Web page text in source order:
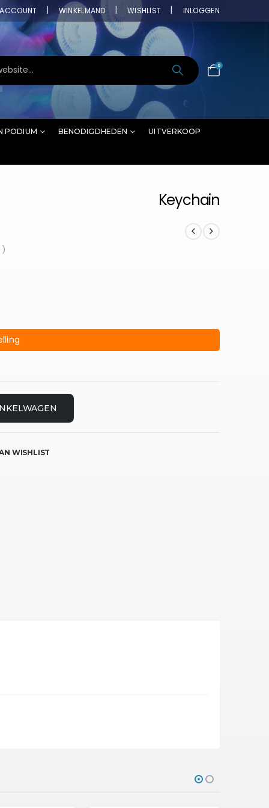
ACCOUNT WINKELMAND WISHLIST INLOGGEN
0
PODIUM BENODIGDHEDEN UITVERKOOP
Keychain
)
WISHLIST